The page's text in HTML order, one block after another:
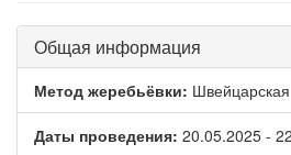
Общая информация
Метод жеребьёвки: Швейцарская
Даты проведения: 20.05.2025 -